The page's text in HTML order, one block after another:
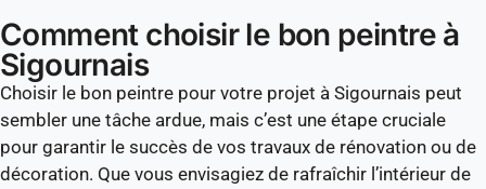
Comment choisir le bon peintre à
Sigournais
Choisir le bon peintre pour votre projet à Sigournais peut
sembler une tâche ardue, mais c’est une étape cruciale
pour garantir le succès de vos travaux de rénovation ou de
décoration. Que vous envisagiez de rafraîchir l’intérieur de